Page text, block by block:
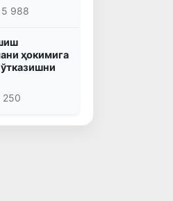
5 988
ҳокимига
250